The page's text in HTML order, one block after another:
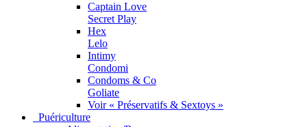
Captain Love
Secret Play
Hex
Lelo
Intimy
Condomi
Condoms & Co
Goliate
Voir « Préservatifs & Sextoys »
Puériculture